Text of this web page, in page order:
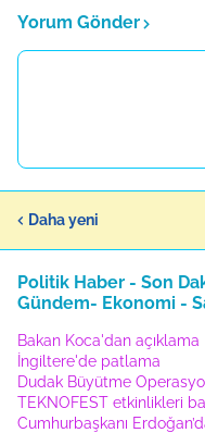
Yorum Gönder
Daha yeni
Politik Haber - Son
Gündem- Ekonomi -
Bakan Koca'dan açıklama
İngiltere'de patlama
Dudak Büyütme
TEKNOFEST etkinlikleri
Cumhurbaşkanı